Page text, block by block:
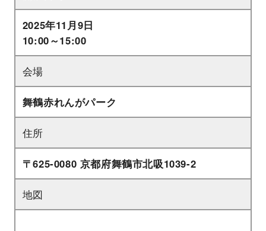
2025年11月9日
10:00～15:00
会場
舞鶴赤れんがパーク
住所
〒625-0080 京都府舞鶴市北吸1039-2
地図